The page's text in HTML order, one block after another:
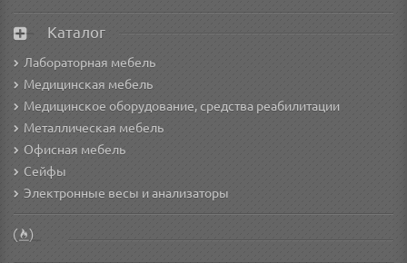
Каталог
Лабораторная мебель
Медицинская мебель
Медицинское оборудование, средства реабилитации
Металлическая мебель
Офисная мебель
Сейфы
Электронные весы и анализаторы